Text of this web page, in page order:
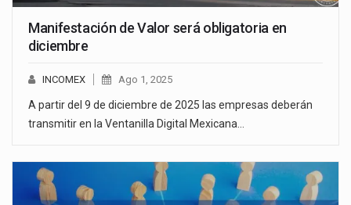
Manifestación de Valor será obligatoria en
diciembre
INCOMEX Ago 1, 2025
A partir del 9 de diciembre de 2025 las empresas deberán
transmitir en la Ventanilla Digital Mexicana…